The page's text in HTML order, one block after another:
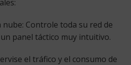
nube: Controle toda su red de
panel táctico muy intuitivo.
el tráfico y el consumo de